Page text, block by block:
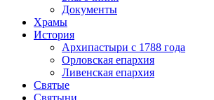
Документы
Храмы
История
Архипастыри с 1788 года
Орловская епархия
Ливенская епархия
Святые
Святыни